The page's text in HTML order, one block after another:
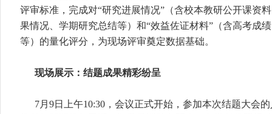
评审标准，完成对“研究进展情况”（含校本教研公开课资
果情况、学期研究总结等）和“效益佐证材料”（含高考成
等）的量化评分，为现场评审奠定数据基础。
现场展示：结题成果精彩纷呈
7月9日上午10:30，会议正式开始，参加本次结题大会